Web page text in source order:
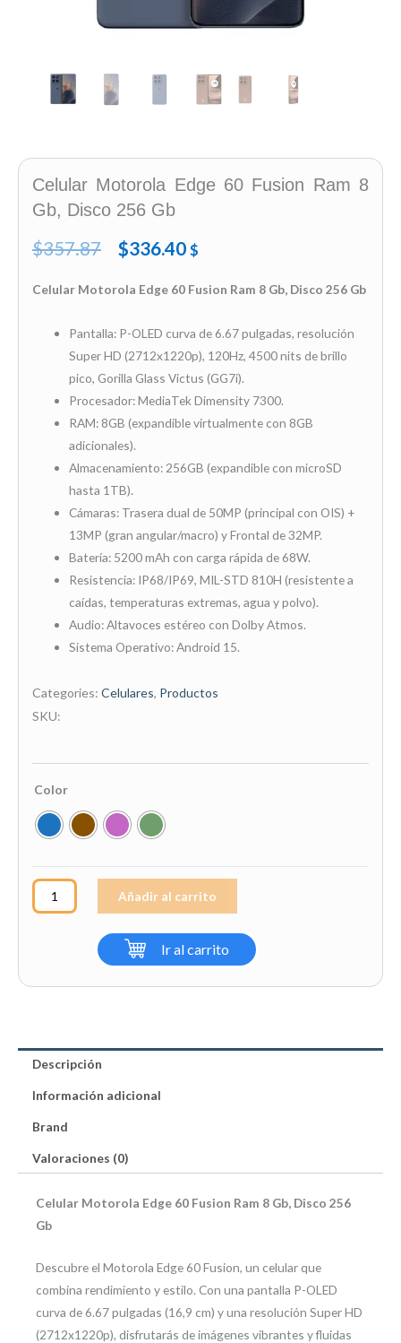
Celular Motorola Edge 60 Fusion Ram 8
Gb, Disco 256 Gb
$357.87
Original
price
$357.87.
$336.40Current
price
$336.40.
$
Celular Motorola Edge 60 Fusion Ram 8 Gb, Disco 256 Gb
Pantalla: P-OLED curva de 6.67 pulgadas, resolución
Super HD (2712x1220p), 120Hz, 4500 nits de brillo
pico, Gorilla Glass Victus (GG7i).
Procesador: MediaTek Dimensity 7300.
RAM: 8GB (expandible virtualmente con 8GB
adicionales).
Almacenamiento: 256GB (expandible con microSD
hasta 1TB).
Cámaras: Trasera dual de 50MP (principal con OIS) +
13MP (gran angular/macro) y Frontal de 32MP.
Batería: 5200 mAh con carga rápida de 68W.
Resistencia: IP68/IP69, MIL-STD 810H (resistente a
caídas, temperaturas extremas, agua y polvo).
Audio: Altavoces estéreo con Dolby Atmos.
Sistema Operativo: Android 15.
Categories: Celulares, Productos
SKU:
Color
Celular
Motorola
Edge
Fusion
Ram
256
Añadir al carrito
Ir al carrito
Descripción
Información adicional
Brand
Valoraciones (0)
Celular Motorola Edge 60 Fusion Ram 8 Gb, Disco 256
Gb
Descubre el Motorola Edge 60 Fusion, un celular que
combina rendimiento y estilo. Con una pantalla P-OLED
curva de 6.67 pulgadas (16,9 cm) y una resolución Super HD
(2712x1220p), disfrutarás de imágenes vibrantes y fluidas